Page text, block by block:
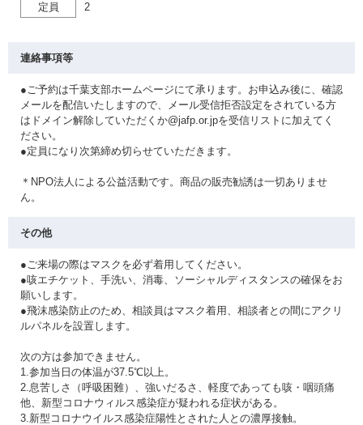
定員 2
連絡事項等
●ご予約は千葉支部ホームページにて承ります。お申込み後に、確認
メールを配信いたしますので、メール受信拒否設定をされている方
はドメイン解除していただくか@jafp.or.jpを受信リストに加えてく
ださい。
●定員になり次第締め切らせていただきます。
＊NPO法人による公益活動です。商品の販売勧誘は一切ありませ
ん。
その他
●ご来場の際はマスクを必ず着用してください。
●咳エチケット、手洗い、消毒、ソーシャルディスタンスの確保をお
願いします。
●飛沫感染防止のため、相談員はマスク着用、相談者との間にアクリ
ルパネルを設置します。
次の方は参加できません。
1.参加当日の体温が37.5℃以上。
2.息苦しさ（呼吸困難）、強いだるさ、軽度であっても咳・咽頭痛
他、新型コロナウィルス感染症が疑われる症状がある。
3.新型コロナウイルス感染症陽性とされた人との濃厚接触。